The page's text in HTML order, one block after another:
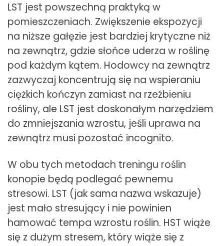
LST jest powszechną praktyką w
pomieszczeniach. Zwiększenie ekspozycji
na niższe gałęzie jest bardziej krytyczne niż
na zewnątrz, gdzie słońce uderza w roślinę
pod każdym kątem. Hodowcy na zewnątrz
zazwyczaj koncentrują się na wspieraniu
ciężkich kończyn zamiast na rzeźbieniu
rośliny, ale LST jest doskonałym narzędziem
do zmniejszania wzrostu, jeśli uprawa na
zewnątrz musi pozostać incognito.
W obu tych metodach treningu roślin
konopie będą podlegać pewnemu
stresowi. LST (jak sama nazwa wskazuje)
jest mało stresujący i nie powinien
hamować tempa wzrostu roślin. HST wiąże
się z dużym stresem, który wiąże się z